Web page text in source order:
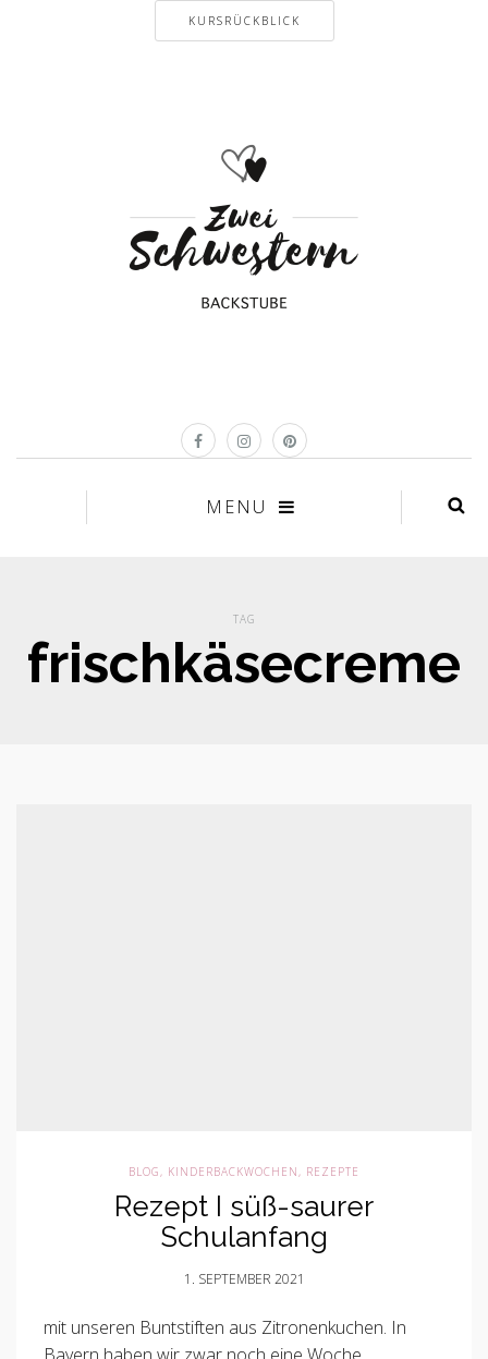
KURSRÜCKBLICK
MENU
TAG
frischkäsecreme
BLOG, KINDERBACKWOCHEN, REZEPTE
Rezept I süß-saurer
Schulanfang
1. SEPTEMBER 2021
mit unseren Buntstiften aus Zitronenkuchen. In